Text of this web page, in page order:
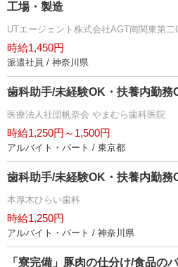
工場・製造
UTエージェント株式会社AGT南関東第二
時給1,450円
派遣社員 / 神奈川県
歯科助手/未経験OK・扶養内勤務
医療法人社団帆奈会 やまむら歯科医院
時給1,250円～1,500円
アルバイト・パート / 東京都
歯科助手/未経験OK・扶養内勤務
本厚木ひらい歯科
時給1,250円
アルバイト・パート / 神奈川県
「寮完備」豚肉の仕分け/食品の